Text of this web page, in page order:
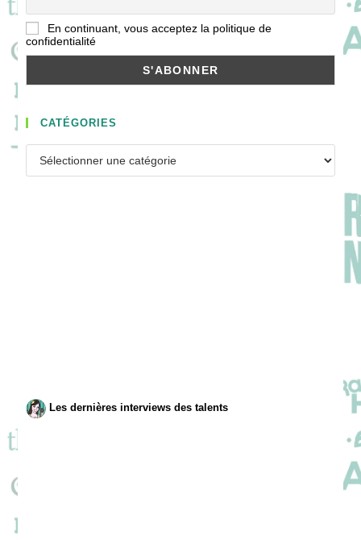
En continuant, vous acceptez la politique de
confidentialité
CATÉGORIES
Les dernières interviews des talents